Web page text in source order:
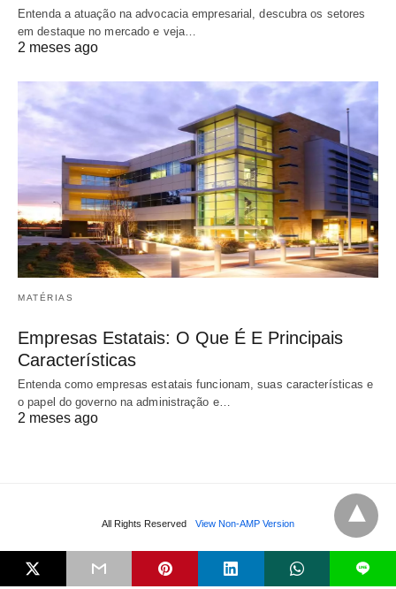
Entenda a atuação na advocacia empresarial, descubra os setores
em destaque no mercado e veja…
2 meses ago
MATÉRIAS
Empresas Estatais: O Que É E Principais
Características
Entenda como empresas estatais funcionam, suas características e
o papel do governo na administração e…
2 meses ago
All Rights Reserved View Non-AMP Version
L